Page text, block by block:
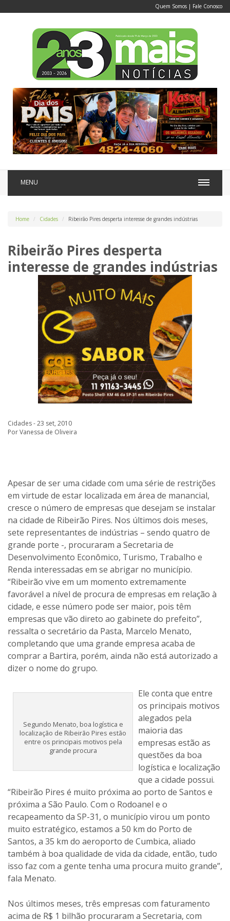
Quem Somos | Fale Conosco
MENU
Home Cidades Ribeirão Pires desperta interesse de grandes indústrias
Ribeirão Pires desperta
interesse de grandes indústrias
Cidades - 23 set, 2010
Por Vanessa de Oliveira
Apesar de ser uma cidade com uma série de restrições
em virtude de estar localizada em área de manancial,
cresce o número de empresas que desejam se instalar
na cidade de Ribeirão Pires. Nos últimos dois meses,
sete representantes de indústrias – sendo quatro de
grande porte -, procuraram a Secretaria de
Desenvolvimento Econômico, Turismo, Trabalho e
Renda interessadas em se abrigar no município.
“Ribeirão vive em um momento extremamente
favorável a nível de procura de empresas em relação à
cidade, e esse número pode ser maior, pois têm
empresas que vão direto ao gabinete do prefeito”,
ressalta o secretário da Pasta, Marcelo Menato,
completando que uma grande empresa acaba de
comprar a Bartira, porém, ainda não está autorizado a
dizer o nome do grupo.
Segundo Menato, boa logística e
localização de Ribeirão Pires estão
entre os principais motivos pela
grande procura
Ele conta que entre
os principais motivos
alegados pela
maioria das
empresas estão as
questões da boa
logística e localização
que a cidade possui.
“Ribeirão Pires é muito próxima ao porto de Santos e
próxima a São Paulo. Com o Rodoanel e o
recapeamento da SP-31, o município virou um ponto
muito estratégico, estamos a 50 km do Porto de
Santos, a 35 km do aeroporto de Cumbica, aliado
também à boa qualidade de vida da cidade, então, tudo
isso faz com a gente tenha uma procura muito grande”,
fala Menato.
Nos últimos meses, três empresas com faturamento
acima de R$ 1 bilhão procuraram a Secretaria, com